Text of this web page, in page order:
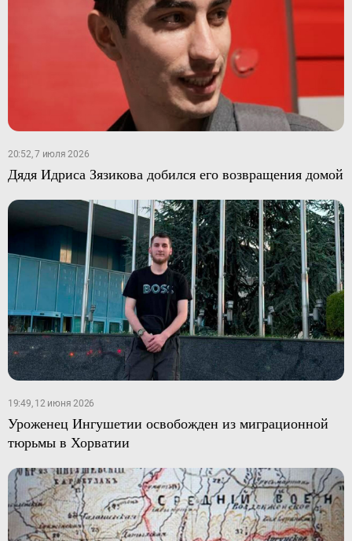
20:52, 7 июля 2026
Дядя Идриса Зязикова добился его возвращения домой
19:49, 12 июня 2026
Уроженец Ингушетии освобожден из миграционной
тюрьмы в Хорватии